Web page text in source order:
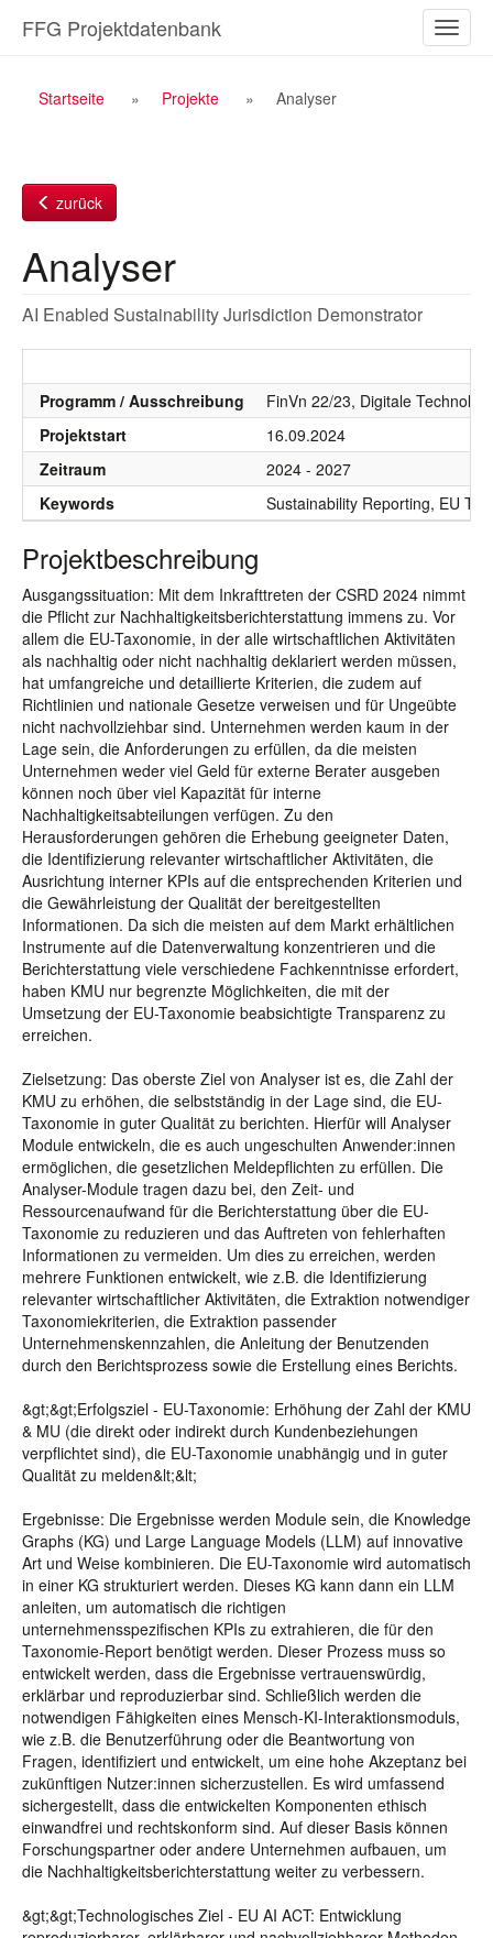
Inhalt
ein-/
FFG Projektdatenbank
Breadcrumb
Startseite Projekte Analyser
zurück
Analyser
AI Enabled Sustainability Jurisdiction Demonstrator
Programm / Ausschreibung
FinVn 22/23, Digitale
Projektstart
16.09.2024
Zeitraum
2024 - 2027
Keywords
Sustainability Reporting, EU
Projektbeschreibung
Ausgangssituation: Mit dem Inkrafttreten der CSRD 2024 nimmt
die Pflicht zur Nachhaltigkeitsberichterstattung immens zu. Vor
allem die EU-Taxonomie, in der alle wirtschaftlichen Aktivitäten
als nachhaltig oder nicht nachhaltig deklariert werden müssen,
hat umfangreiche und detaillierte Kriterien, die zudem auf
Richtlinien und nationale Gesetze verweisen und für Ungeübte
nicht nachvollziehbar sind. Unternehmen werden kaum in der
Lage sein, die Anforderungen zu erfüllen, da die meisten
Unternehmen weder viel Geld für externe Berater ausgeben
können noch über viel Kapazität für interne
Nachhaltigkeitsabteilungen verfügen. Zu den
Herausforderungen gehören die Erhebung geeigneter Daten,
die Identifizierung relevanter wirtschaftlicher Aktivitäten, die
Ausrichtung interner KPIs auf die entsprechenden Kriterien und
die Gewährleistung der Qualität der bereitgestellten
Informationen. Da sich die meisten auf dem Markt erhältlichen
Instrumente auf die Datenverwaltung konzentrieren und die
Berichterstattung viele verschiedene Fachkenntnisse erfordert,
haben KMU nur begrenzte Möglichkeiten, die mit der
Umsetzung der EU-Taxonomie beabsichtigte Transparenz zu
erreichen.
Zielsetzung: Das oberste Ziel von Analyser ist es, die Zahl der
KMU zu erhöhen, die selbstständig in der Lage sind, die EU-
Taxonomie in guter Qualität zu berichten. Hierfür will Analyser
Module entwickeln, die es auch ungeschulten Anwender:innen
ermöglichen, die gesetzlichen Meldepflichten zu erfüllen. Die
Analyser-Module tragen dazu bei, den Zeit- und
Ressourcenaufwand für die Berichterstattung über die EU-
Taxonomie zu reduzieren und das Auftreten von fehlerhaften
Informationen zu vermeiden. Um dies zu erreichen, werden
mehrere Funktionen entwickelt, wie z.B. die Identifizierung
relevanter wirtschaftlicher Aktivitäten, die Extraktion notwendiger
Taxonomiekriterien, die Extraktion passender
Unternehmenskennzahlen, die Anleitung der Benutzenden
durch den Berichtsprozess sowie die Erstellung eines Berichts.
&gt;&gt;Erfolgsziel - EU-Taxonomie: Erhöhung der Zahl der KMU
& MU (die direkt oder indirekt durch Kundenbeziehungen
verpflichtet sind), die EU-Taxonomie unabhängig und in guter
Qualität zu melden&lt;&lt;
Ergebnisse: Die Ergebnisse werden Module sein, die Knowledge
Graphs (KG) und Large Language Models (LLM) auf innovative
Art und Weise kombinieren. Die EU-Taxonomie wird automatisch
in einer KG strukturiert werden. Dieses KG kann dann ein LLM
anleiten, um automatisch die richtigen
unternehmensspezifischen KPIs zu extrahieren, die für den
Taxonomie-Report benötigt werden. Dieser Prozess muss so
entwickelt werden, dass die Ergebnisse vertrauenswürdig,
erklärbar und reproduzierbar sind. Schließlich werden die
notwendigen Fähigkeiten eines Mensch-KI-Interaktionsmoduls,
wie z.B. die Benutzerführung oder die Beantwortung von
Fragen, identifiziert und entwickelt, um eine hohe Akzeptanz bei
zukünftigen Nutzer:innen sicherzustellen. Es wird umfassend
sichergestellt, dass die entwickelten Komponenten ethisch
einwandfrei und rechtskonform sind. Auf dieser Basis können
Forschungspartner oder andere Unternehmen aufbauen, um
die Nachhaltigkeitsberichterstattung weiter zu verbessern.
&gt;&gt;Technologisches Ziel - EU AI ACT: Entwicklung